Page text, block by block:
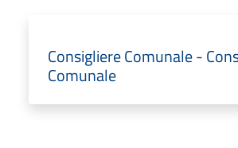
Consigliere Comunale -
Comunale